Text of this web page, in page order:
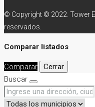
© Copyright © 2022. Tower
reservados.
Comparar listados
Comparar
Cerrar
Buscar